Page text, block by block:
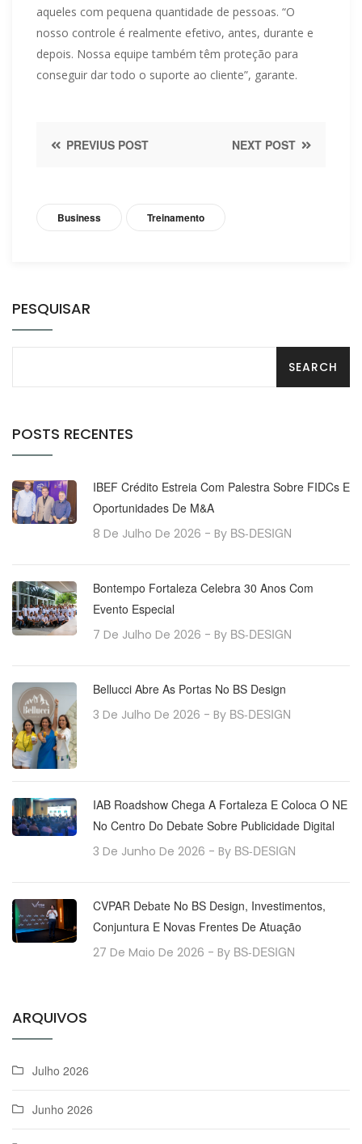
aqueles com pequena quantidade de pessoas. “O
nosso controle é realmente efetivo, antes, durante e
depois. Nossa equipe também têm proteção para
conseguir dar todo o suporte ao cliente”, garante.
PREVIUS POST NEXT POST
Business Treinamento
PESQUISAR
POSTS RECENTES
IBEF Crédito Estreia Com Palestra Sobre FIDCs E
Oportunidades De M&A
8 De Julho De 2026 - By BS-DESIGN
Bontempo Fortaleza Celebra 30 Anos Com
Evento Especial
7 De Julho De 2026 - By BS-DESIGN
Bellucci Abre As Portas No BS Design
3 De Julho De 2026 - By BS-DESIGN
IAB Roadshow Chega A Fortaleza E Coloca O NE
No Centro Do Debate Sobre Publicidade Digital
3 De Junho De 2026 - By BS-DESIGN
CVPAR Debate No BS Design, Investimentos,
Conjuntura E Novas Frentes De Atuação
27 De Maio De 2026 - By BS-DESIGN
ARQUIVOS
Julho 2026
Junho 2026